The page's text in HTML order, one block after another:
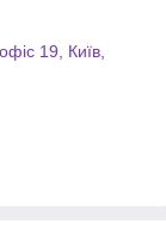
19, Київ,